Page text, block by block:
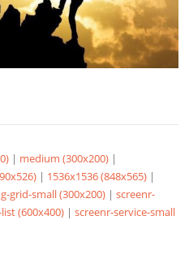
| medium (300x200) |
| 1536x1536 (848x565) |
grid-small (300x200) |screenr-
(600x400) |screenr-service-small